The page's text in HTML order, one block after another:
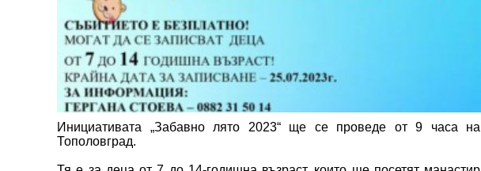
Инициативата „Забавно лято 2023“ ще се проведе от 9 часа
Тополовград.